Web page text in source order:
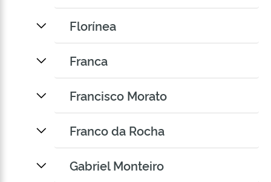
Florínea
Franca
Francisco Morato
Franco da Rocha
Gabriel Monteiro